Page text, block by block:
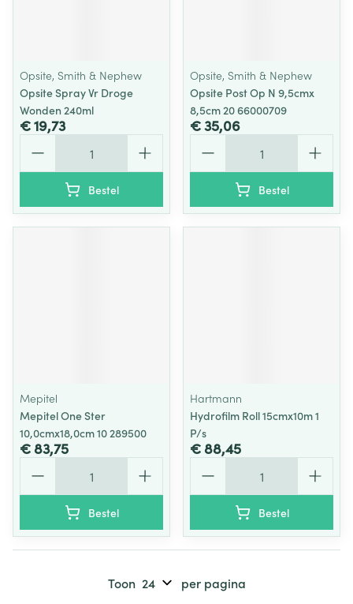
Opsite, Smith & Nephew
Opsite Spray Vr Droge
Wonden 240ml
€ 19,73
Bestel
Opsite, Smith & Nephew
Opsite Post Op N 9,5cmx
8,5cm 20 66000709
€ 35,06
Bestel
Mepitel
Mepitel One Ster
10,0cmx18,0cm 10 289500
€ 83,75
Bestel
Hartmann
Hydrofilm Roll 15cmx10m 1
P/s
€ 88,45
Bestel
Toon per pagina